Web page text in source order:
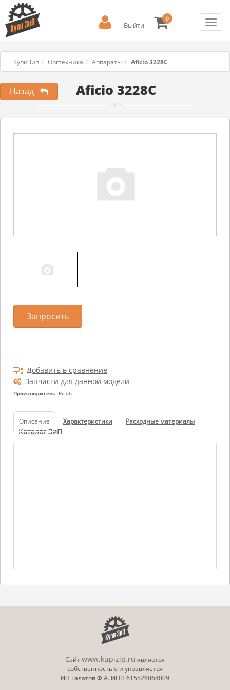
Выйти
0
КупиЗип Оргтехника Аппараты Aficio 3228C
Aficio 3228C
Назад
Добавить в сравнение
Запчасти для данной модели
Производитель: Ricoh
Запросить
Описание Характеристики Расходные материалы
Каталог ЗиП
Сайтwww.kupizip.ru является
собственностью и управляется
ИП Галатов Ф.А. ИНН 615526064009